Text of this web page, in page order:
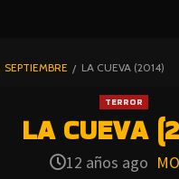
SEPTIEMBRE LA CUEVA (2014)
TERROR
LA CUEVA
12 años ago